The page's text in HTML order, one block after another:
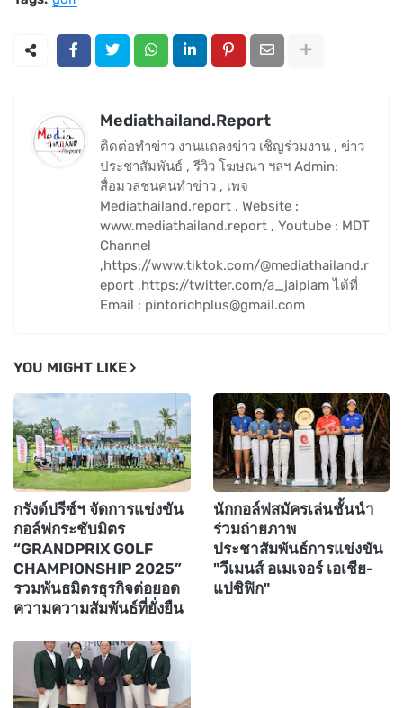
Mediathailand.Report
ติดต่อทำข่าว งานแถลงข่าว เชิญร่วมงาน , ข่าว
ประชาสัมพันธ์ , รีวิว โฆษณา ฯลฯ Admin:
สื่อมวลชนคนทำข่าว , เพจ
Mediathailand.report , Website :
www.mediathailand.report , Youtube : MDT
Channel
,https://www.tiktok.com/@mediathailand.r
eport ,https://twitter.com/a_jaipiam ได้ที่
Email : pintorichplus@gmail.com
YOU MIGHT LIKE
กรังด์ปรีซ์ฯ จัดการแข่งขัน
กอล์ฟกระชับมิตร
“GRANDPRIX GOLF
CHAMPIONSHIP 2025”
รวมพันธมิตรธุรกิจต่อยอด
ความความสัมพันธ์ที่ยั่งยืน
นักกอล์ฟสมัครเล่นชั้นนำ
ร่วมถ่ายภาพ
ประชาสัมพันธ์การแข่งขัน
"วีเมนส์ อเมเจอร์ เอเชีย-
แปซิฟิก"